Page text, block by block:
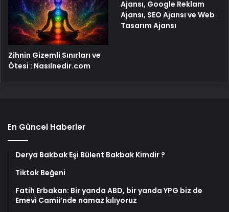
Zihnin Gizemli Sınırları ve
Ötesi : Nasılnedir.com
Ajansı, Google Reklam
Ajansı, SEO Ajansı ve Web
Tasarım Ajansı
En Güncel Haberler
Derya Bakbak Eşi Bülent Bakbak Kimdir ?
Tiktok Beğeni
Fatih Erbakan: Bir yanda ABD, bir yanda YPG biz de
Emevi Camii’nde namaz kılıyoruz